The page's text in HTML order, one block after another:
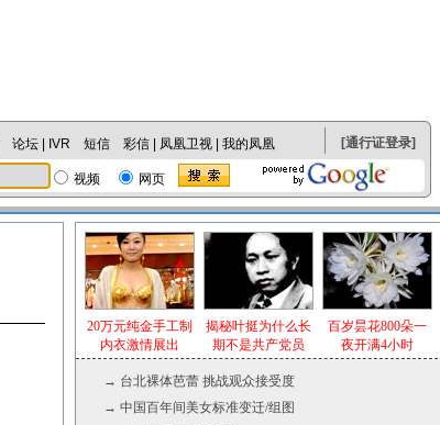
论坛 IVR 短信 彩信 凤凰卫视 我的凤凰 [通行证登录]
视频 网页
20万元纯金手工制
内衣激情展出
揭秘叶挺为什么长
期不是共产党员
百岁昙花800朵一
夜开满4小时
→ 台北裸体芭蕾 挑战观众接受度
→ 中国百年间美女标准变迁/组图